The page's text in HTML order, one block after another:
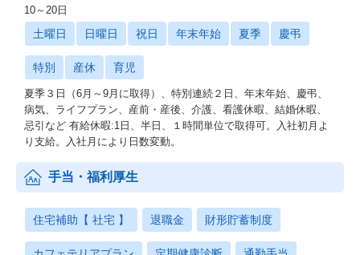
10～20日
土曜日 日曜日 祝日 年末年始 夏季 慶弔
特別 産休 育児
夏季３日（6月～9月に取得）、特別連続２日、年末年始、慶弔、
病気、ライフプラン、産前・産後、介護、看護休暇、結婚休暇、
忌引など 有給休暇:1日、半日、１時間単位で取得可。入社初月よ
り支給。入社月により日数変動。
手当・福利厚生
住宅補助【 社宅 】 退職金 財形貯蓄制度